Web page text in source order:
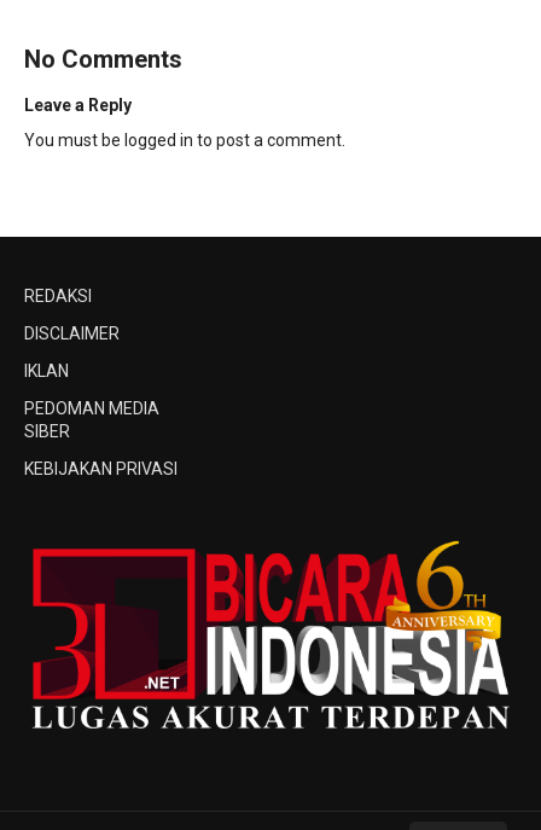
No Comments
Leave a Reply
You must be logged in to post a comment.
REDAKSI
DISCLAIMER
IKLAN
PEDOMAN MEDIA
SIBER
KEBIJAKAN PRIVASI